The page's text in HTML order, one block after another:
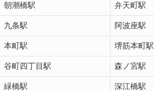
朝潮橋駅 弁天町駅
九条駅 阿波座駅
本町駅 堺筋本町駅
谷町四丁目駅 森ノ宮駅
緑橋駅 深江橋駅